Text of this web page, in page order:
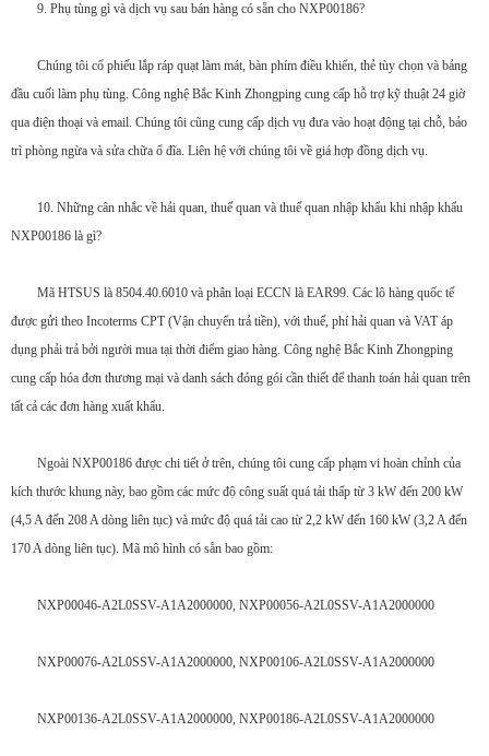
9. Phụ tùng gì và dịch vụ sau bán hàng có sẵn cho NXP00186?
Chúng tôi cổ phiếu lắp ráp quạt làm mát, bàn phím điều khiển, thẻ tùy chọn và bảng
đầu cuối làm phụ tùng. Công nghệ Bắc Kinh Zhongping cung cấp hỗ trợ kỹ thuật 24 giờ
qua điện thoại và email. Chúng tôi cũng cung cấp dịch vụ đưa vào hoạt động tại chỗ, bảo
trì phòng ngừa và sửa chữa ổ đĩa. Liên hệ với chúng tôi về giá hợp đồng dịch vụ.
10. Những cân nhắc về hải quan, thuế quan và thuế quan nhập khẩu khi nhập khẩu
NXP00186 là gì?
Mã HTSUS là 8504.40.6010 và phân loại ECCN là EAR99. Các lô hàng quốc tế
được gửi theo Incoterms CPT (Vận chuyển trả tiền), với thuế, phí hải quan và VAT áp
dụng phải trả bởi người mua tại thời điểm giao hàng. Công nghệ Bắc Kinh Zhongping
cung cấp hóa đơn thương mại và danh sách đóng gói cần thiết để thanh toán hải quan trên
tất cả các đơn hàng xuất khẩu.
Ngoài NXP00186 được chi tiết ở trên, chúng tôi cung cấp phạm vi hoàn chỉnh của
kích thước khung này, bao gồm các mức độ công suất quá tải thấp từ 3 kW đến 200 kW
(4,5 A đến 208 A dòng liên tục) và mức độ quá tải cao từ 2,2 kW đến 160 kW (3,2 A đến
170 A dòng liên tục). Mã mô hình có sẵn bao gồm:
NXP00046-A2L0SSV-A1A2000000, NXP00056-A2L0SSV-A1A2000000
NXP00076-A2L0SSV-A1A2000000, NXP00106-A2L0SSV-A1A2000000
NXP00136-A2L0SSV-A1A2000000, NXP00186-A2L0SSV-A1A2000000